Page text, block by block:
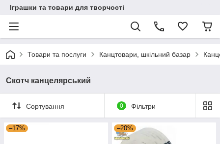
Іграшки та товари для творчості
Товари та послуги Канцтовари, шкільний базар
Скотч канцелярський
Сортування 0 Фільтри
–17% –20%